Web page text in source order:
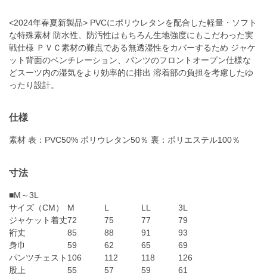
<2024年春夏新製品> PVCにポリウレタンを配合した軽量・ソフト
な特殊素材 防水性、防汚性はもちろん生地強度にもこだわった実
戦仕様 ＰＶＣ素材の難点である無透湿性をカバーするため ジャケ
ット背面のベンチレーション、パンツのフロントオープン仕様な
どスーツ内の湿気をより効率的に排出 溶着部の負担を考慮したゆ
ったり設計。
仕様
素材 表：PVC50% ポリウレタン50％ 裏：ポリエステル100％
寸法
■M～3L
サイズ（CM）
M L LL
3L
ジャケット着丈72 75 77
79
裄丈
85 88 91
93
身巾
59 62 65
69
パンツチェスト 106 112 118
126
股上
55 57 59
61